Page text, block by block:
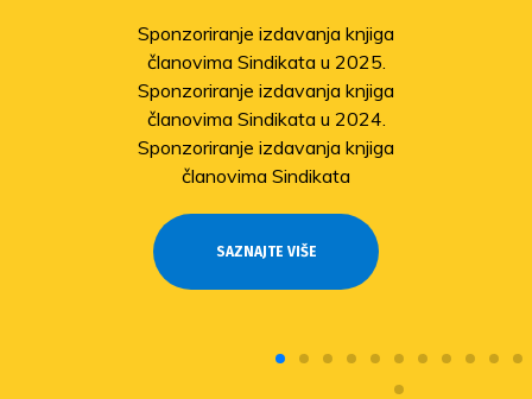
Sponzoriranje izdavanja knjiga
članovima Sindikata u 2025.
Sponzoriranje izdavanja knjiga
članovima Sindikata u 2024.
Sponzoriranje izdavanja knjiga
članovima Sindikata
SAZNAJTE VIŠE